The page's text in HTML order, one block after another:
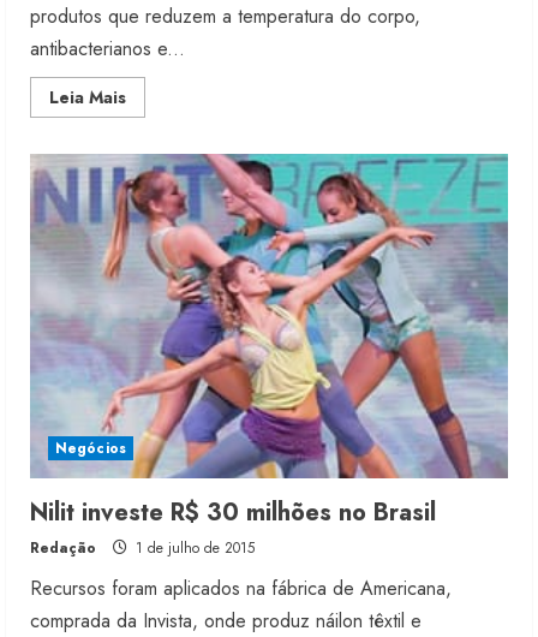
produtos que reduzem a temperatura do corpo,
antibacterianos e...
Leia MaisRead
more
apresenta
fios
tecnológicos
na
Colombiatex
Negócios
Nilit investe R$ 30 milhões no Brasil
Redação 1 de julho de 2015
Recursos foram aplicados na fábrica de Americana,
comprada da Invista, onde produz náilon têxtil e